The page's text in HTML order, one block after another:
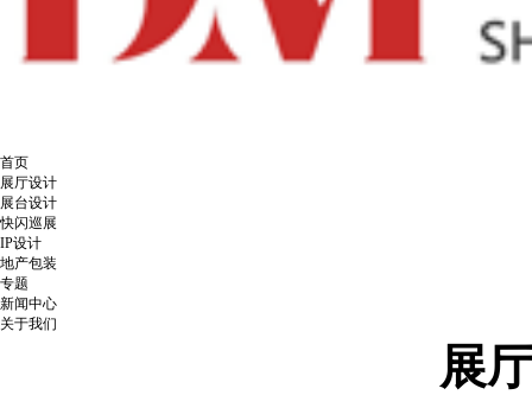
首页
展厅设计
展台设计
快闪巡展
IP设计
地产包装
专题
新闻中心
关于我们
展